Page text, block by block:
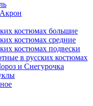
костюмах большие
костюмах средние
костюмах подвески
в русских костюмах
и Снегурочка